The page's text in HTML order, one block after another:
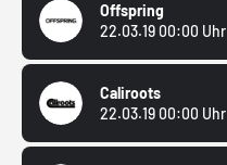
Offspring
22.03.19 00:00 Uhr
Caliroots
22.03.19 00:00 Uhr